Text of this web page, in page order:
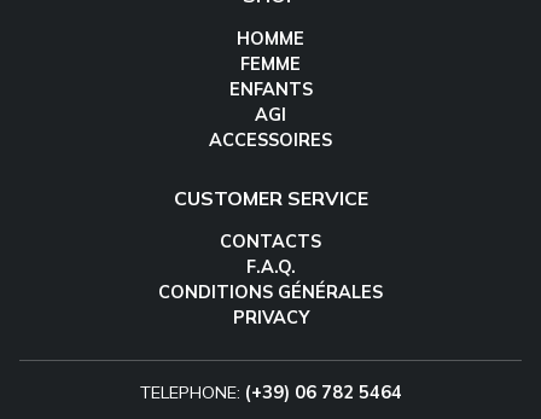
HOMME
FEMME
ENFANTS
AGI
ACCESSOIRES
CUSTOMER SERVICE
CONTACTS
F.A.Q.
CONDITIONS GÉNÉRALES
PRIVACY
TELEPHONE: (+39) 06 782 5464